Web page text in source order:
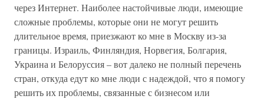
через Интернет. Наиболее настойчивые люди, имеющие
сложные проблемы, которые они не могут решить
длительное время, приезжают ко мне в Москву из-за
границы. Израиль, Финляндия, Норвегия, Болгария,
Украина и Белоруссия – вот далеко не полный перечень
стран, откуда едут ко мне люди с надеждой, что я помогу
решить их проблемы, связанные с бизнесом или